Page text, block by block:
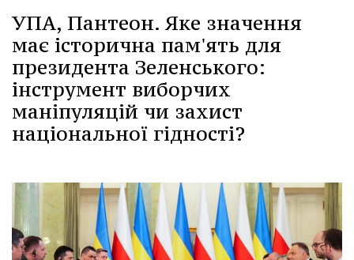
УПА, Пантеон. Яке значення
має історична пам'ять для
президента Зеленського:
інструмент виборчих
маніпуляцій чи захист
національної гідності?